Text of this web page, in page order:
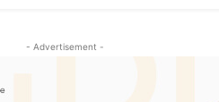
- Advertisement -